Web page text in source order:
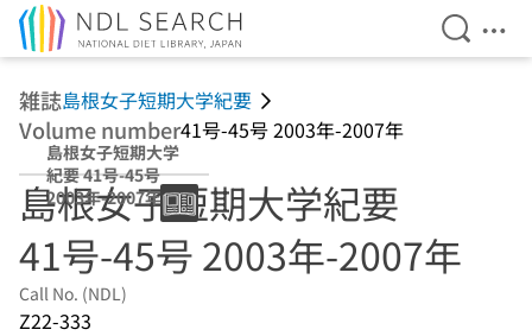
Open
雑誌島根女子短期大学紀要
Volume number41号-45号 2003年-2007年
島根女子短期大学
紀要 41号-45号
2003年-2007年
島根女子短期大学紀要
41号-45号 2003年-2007年
Call No. (NDL)
Z22-333